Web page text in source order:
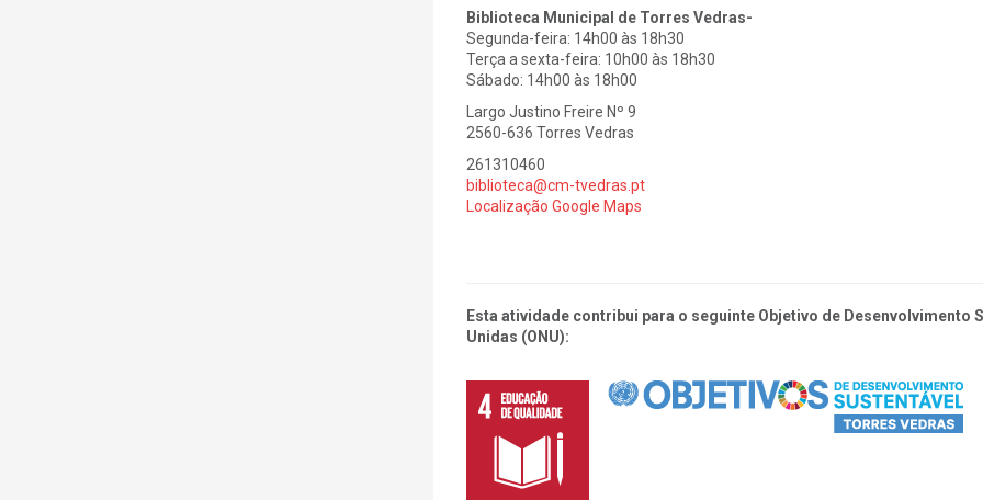
Biblioteca Municipal de Torres Vedras-
Segunda-feira: 14h00 às 18h30
Terça a sexta-feira: 10h00 às 18h30
Sábado: 14h00 às 18h00
Largo Justino Freire Nº 9
2560-636 Torres Vedras
261310460
biblioteca@cm-tvedras.pt
Localização Google Maps
Esta atividade contribui para o seguinte Objetivo de Desenvolvimento
Unidas (ONU):